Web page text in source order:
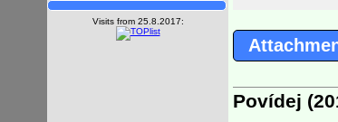
Visits from 25.8.2017:
Povídej